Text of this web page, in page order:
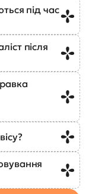
під час
після